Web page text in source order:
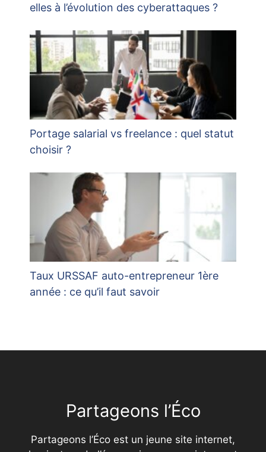
elles à l’évolution des cyberattaques ?
Portage salarial vs freelance : quel statut
choisir ?
Taux URSSAF auto-entrepreneur 1ère
année : ce qu’il faut savoir
Partageons l’Éco
Partageons l’Éco est un jeune site internet,